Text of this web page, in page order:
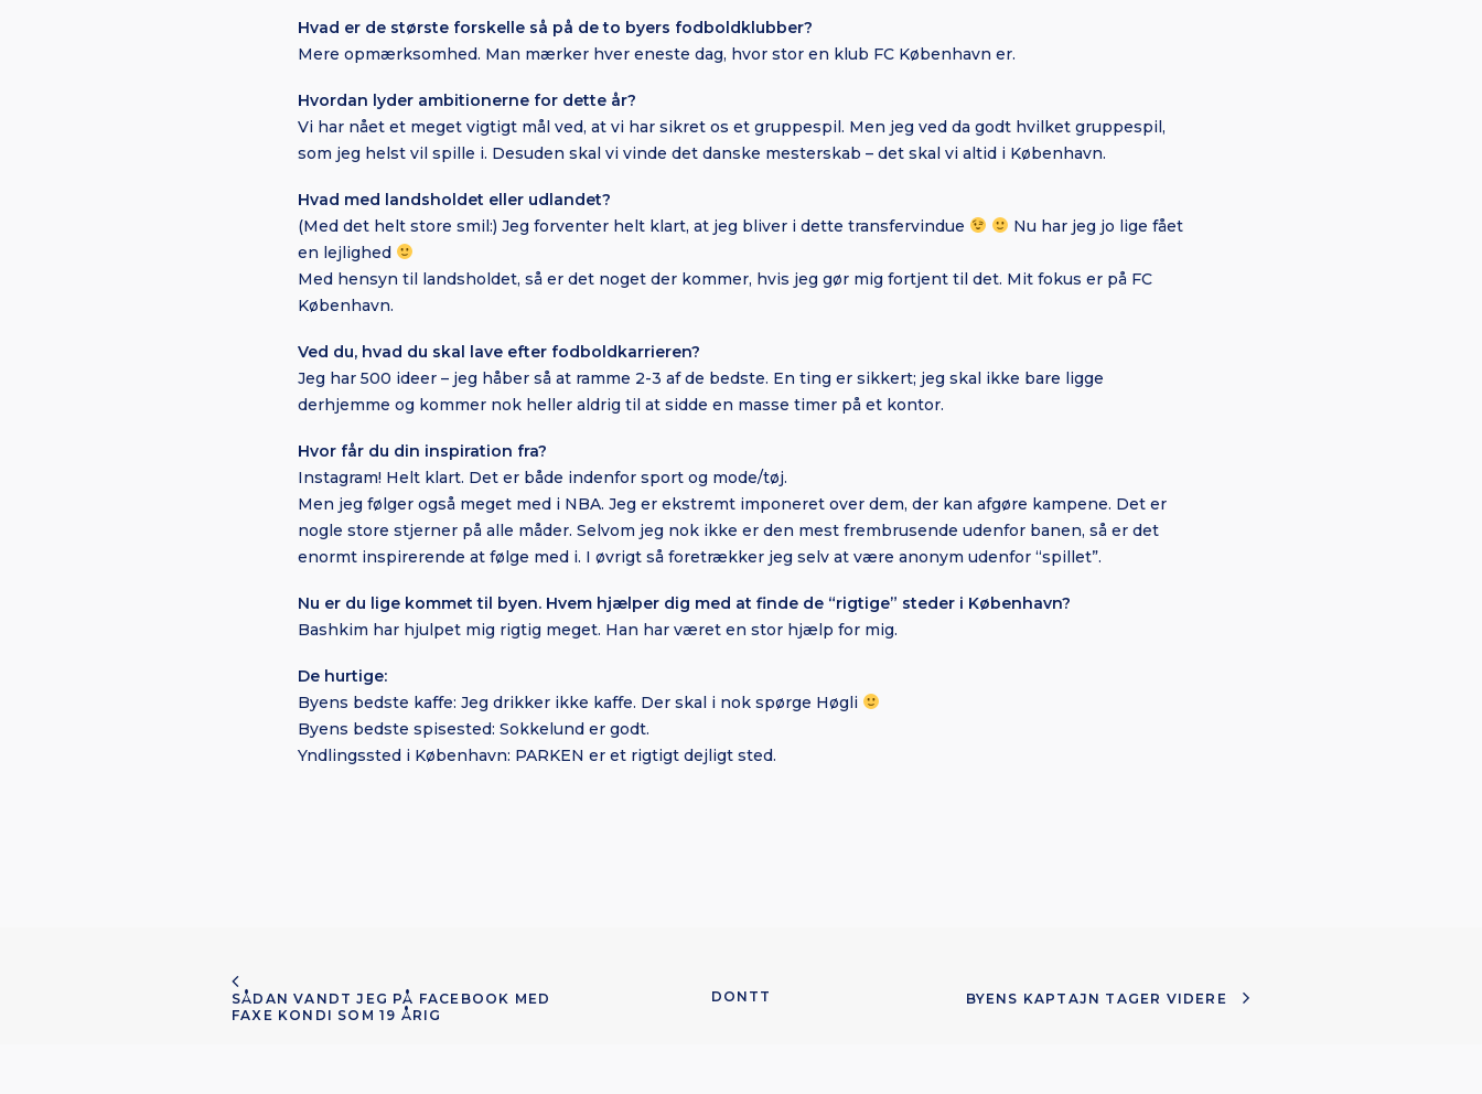
Hvad er de største forskelle så på de to byers fodboldklubber?
Mere opmærksomhed. Man mærker hver eneste dag, hvor stor en klub FC København er.
Hvordan lyder ambitionerne for dette år?
Vi har nået et meget vigtigt mål ved, at vi har sikret os et gruppespil. Men jeg ved da godt hvilket gruppespil,
som jeg helst vil spille i. Desuden skal vi vinde det danske mesterskab – det skal vi altid i København.
Hvad med landsholdet eller udlandet?
(Med det helt store smil:) Jeg forventer helt klart, at jeg bliver i dette transfervindue
Nu har jeg jo lige fået
en lejlighed
Med hensyn til landsholdet, så er det noget der kommer, hvis jeg gør mig fortjent til det. Mit fokus er på FC
København.
Ved du, hvad du skal lave efter fodboldkarrieren?
Jeg har 500 ideer – jeg håber så at ramme 2-3 af de bedste. En ting er sikkert; jeg skal ikke bare ligge
derhjemme og kommer nok heller aldrig til at sidde en masse timer på et kontor.
Hvor får du din inspiration fra?
Instagram! Helt klart. Det er både indenfor sport og mode/tøj.
Men jeg følger også meget med i NBA. Jeg er ekstremt imponeret over dem, der kan afgøre kampene. Det er
nogle store stjerner på alle måder. Selvom jeg nok ikke er den mest frembrusende udenfor banen, så er det
enormt inspirerende at følge med i. I øvrigt så foretrækker jeg selv at være anonym udenfor “spillet”.
Nu er du lige kommet til byen. Hvem hjælper dig med at finde de “rigtige” steder i København?
Bashkim har hjulpet mig rigtig meget. Han har været en stor hjælp for mig.
De hurtige:
Byens bedste kaffe: Jeg drikker ikke kaffe. Der skal i nok spørge Høgli
Byens bedste spisested: Sokkelund er godt.
Yndlingssted i København: PARKEN er et rigtigt dejligt sted.
SÅDAN VANDT JEG PÅ FACEBOOK MED
FAXE KONDI SOM 19 ÅRIG
DONTT BYENS KAPTAJN TAGER VIDERE